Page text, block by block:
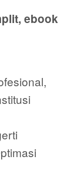
ebook